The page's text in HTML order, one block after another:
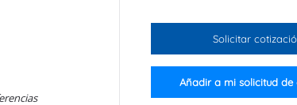
de
certificado
Solicitar
Añadir a mi solicitud de